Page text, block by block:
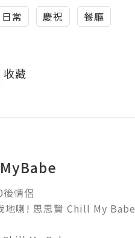
日常 慶祝 餐廳
收藏
情侶
地喇! 思思賢 Chill My Babe